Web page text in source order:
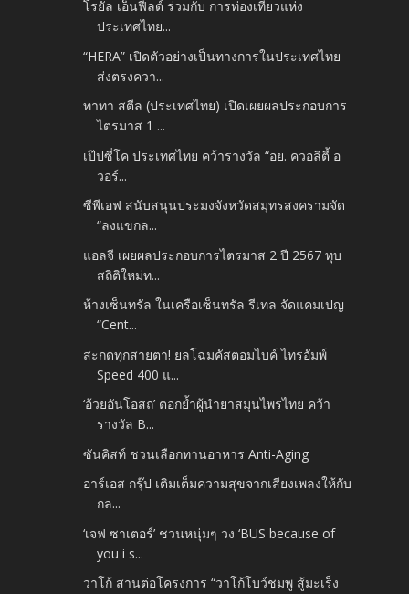
โรยัล เอ็นฟีลด์ ร่วมกับ การท่องเที่ยวแห่ง
ประเทศไทย...
“HERA” เปิดตัวอย่างเป็นทางการในประเทศไทย
ส่งตรงควา...
ทาทา สตีล (ประเทศไทย) เปิดเผยผลประกอบการ
ไตรมาส 1 ...
เป๊ปซี่โค ประเทศไทย คว้ารางวัล “อย. ควอลิตี้ อ
วอร์...
ซีพีเอฟ สนับสนุนประมงจังหวัดสมุทรสงครามจัด
“ลงแขกล...
แอลจี เผยผลประกอบการไตรมาส 2 ปี 2567 ทุบ
สถิติใหม่ท...
ห้างเซ็นทรัล ในเครือเซ็นทรัล รีเทล จัดแคมเปญ
“Cent...
สะกดทุกสายตา! ยลโฉมคัสตอมไบค์ ไทรอัมพ์
Speed 400 แ...
‘อ้วยอันโอสถ’ ตอกย้ำผู้นำยาสมุนไพรไทย คว้า
รางวัล B...
ซันคิสท์ ชวนเลือกทานอาหาร Anti-Aging
อาร์เอส กรุ๊ป เติมเต็มความสุขจากเสียงเพลงให้กับ
กล...
‘เจฟ ซาเตอร์’ ชวนหนุ่มๆ วง ‘BUS because of
you i s...
วาโก้ สานต่อโครงการ “วาโก้โบว์ชมพู สู้มะเร็ง